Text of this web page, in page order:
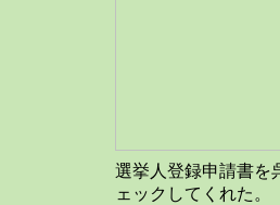
選挙人登録申請書を
ェックしてくれた。